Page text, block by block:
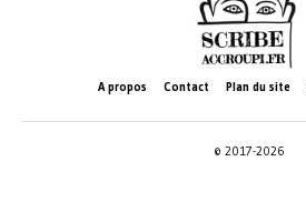
A propos Contact Plan du site
© 2017-2026